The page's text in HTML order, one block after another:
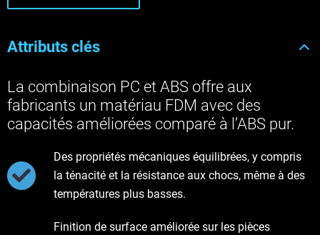
Attributs clés
La combinaison PC et ABS offre aux
fabricants un matériau FDM avec des
capacités améliorées comparé à l’ABS pur.
Des propriétés mécaniques équilibrées, y compris
la ténacité et la résistance aux chocs, même à des
températures plus basses.
Finition de surface améliorée sur les pièces